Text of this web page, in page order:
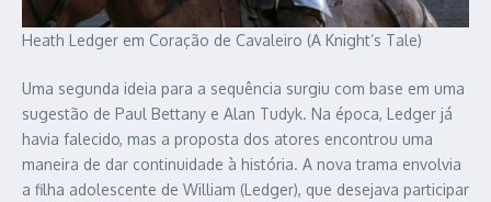
Heath Ledger em Coração de Cavaleiro (A Knight’s Tale)
Uma segunda ideia para a sequência surgiu com base em uma
sugestão de Paul Bettany e Alan Tudyk. Na época, Ledger já
havia falecido, mas a proposta dos atores encontrou uma
maneira de dar continuidade à história. A nova trama envolvia
a filha adolescente de William (Ledger), que desejava participar